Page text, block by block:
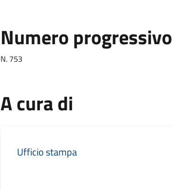
Numero progressivo
N. 753
A cura di
Ufficio stampa